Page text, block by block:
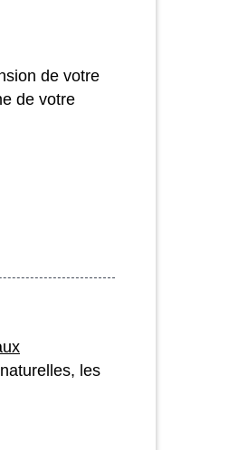
de votre
de votre
les